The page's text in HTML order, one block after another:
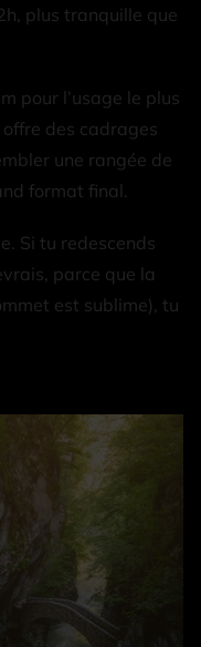
plus tranquille que
pour l’usage le plus
des cadrages
une rangée de
format final.
Si tu redescends
parce que la
est sublime), tu